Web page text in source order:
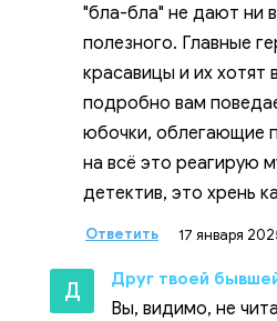
"бла-бла" не дают ни
полезного. Главные
красавицы и их хотят
подробно вам
юбочки, облегающие
на всё это реагирую
детектив, это хрень
Ответить 17 января
Д Друг твоей
Вы, видимо, не